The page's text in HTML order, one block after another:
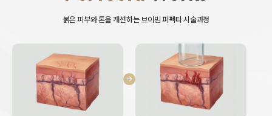
붉은 피부와 톤을 개선하는 브이빔 퍼펙타 시술과정